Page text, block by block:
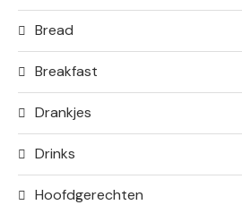
Bread
Breakfast
Drankjes
Drinks
Hoofdgerechten